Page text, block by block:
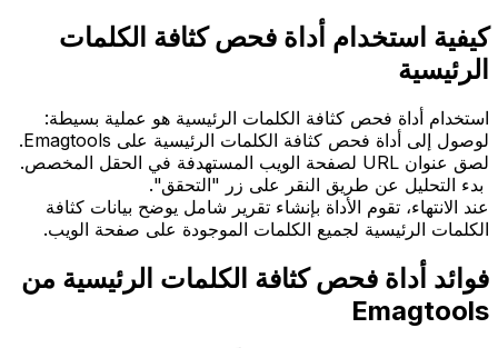
كيفية استخدام أداة فحص كثافة الكلمات
الرئيسية
استخدام أداة فحص كثافة الكلمات الرئيسية هو عملية بسيطة:
لوصول إلى أداة فحص كثافة الكلمات الرئيسية على Emagtools.
لصق عنوان URL لصفحة الويب المستهدفة في الحقل المخصص.
بدء التحليل عن طريق النقر على زر "التحقق".
عند الانتهاء، تقوم الأداة بإنشاء تقرير شامل يوضح بيانات كثافة
الكلمات الرئيسية لجميع الكلمات الموجودة على صفحة الويب.
فوائد أداة فحص كثافة الكلمات الرئيسية من
Emagtools